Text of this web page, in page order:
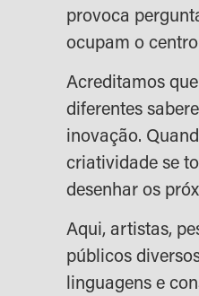
provoca
ocupam o
Acreditamos
diferentes
inovação.
criatividade se
desenhar os
Aqui, artistas,
públicos
linguagens e